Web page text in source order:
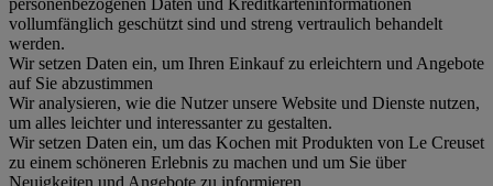
personenbezogenen Daten und Kreditkarteninformationen
vollumfänglich geschützt sind und streng vertraulich behandelt
werden.
Wir setzen Daten ein, um Ihren Einkauf zu erleichtern und Angebote
auf Sie abzustimmen
Wir analysieren, wie die Nutzer unsere Website und Dienste nutzen,
um alles leichter und interessanter zu gestalten.
Wir setzen Daten ein, um das Kochen mit Produkten von Le Creuset
zu einem schöneren Erlebnis zu machen und um Sie über